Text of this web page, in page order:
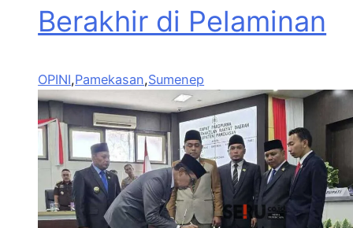
Berakhir di Pelaminan
OPINI,Pamekasan,Sumenep